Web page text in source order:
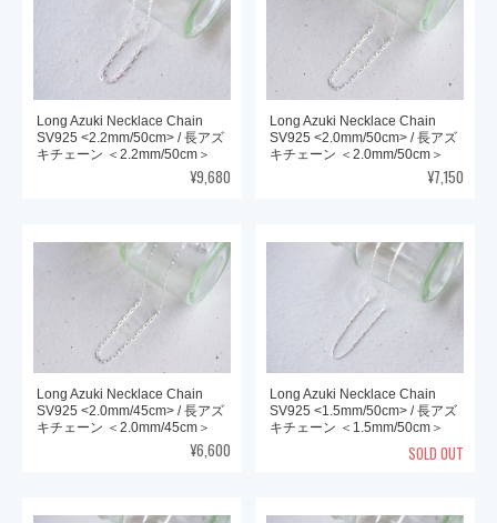
Long Azuki Necklace Chain
SV925 <2.2mm/50cm> / 長アズ
キチェーン ＜2.2mm/50cm＞
¥9,680
Long Azuki Necklace Chain
SV925 <2.0mm/50cm> / 長アズ
キチェーン ＜2.0mm/50cm＞
¥7,150
Long Azuki Necklace Chain
SV925 <2.0mm/45cm> / 長アズ
キチェーン ＜2.0mm/45cm＞
¥6,600
Long Azuki Necklace Chain
SV925 <1.5mm/50cm> / 長アズ
キチェーン ＜1.5mm/50cm＞
SOLD OUT